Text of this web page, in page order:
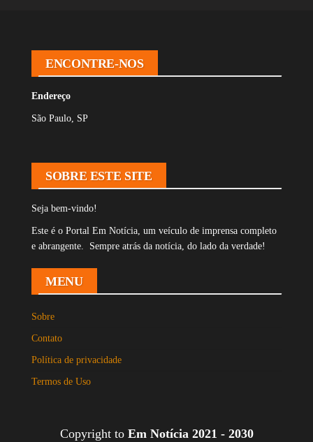
ENCONTRE-NOS
Endereço
São Paulo, SP
SOBRE ESTE SITE
Seja bem-vindo!
Este é o Portal Em Notícia, um veículo de imprensa completo
e abrangente. Sempre atrás da notícia, do lado da verdade!
MENU
Sobre
Contato
Política de privacidade
Termos de Uso
Copyright to Em Notícia 2021 - 2030